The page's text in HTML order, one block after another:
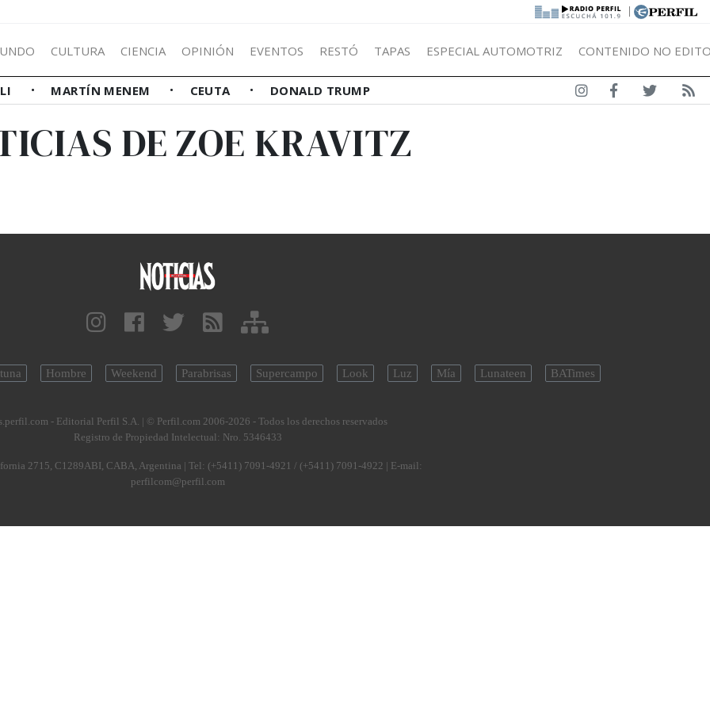
|
CULTURA CIENCIA OPINIÓN EVENTOS RESTÓ TAPAS ESPECIAL AUTOMOTRIZ CONTENIDO NO
MARTÍN MENEM CEUTA DONALD TRUMP
DE ZOE KRAVITZ
Hombre Weekend Parabrisas Supercampo Look Luz Mía Lunateen BATimes
- Editorial Perfil S.A. | © Perfil.com 2006-2026 - Todos los derechos reservados
Registro de Propiedad Intelectual: Nro. 5346433
2715, C1289ABI, CABA, Argentina | Tel: (+5411) 7091-4921 / (+5411) 7091-4922 | E-mail:
perfilcom@perfil.com